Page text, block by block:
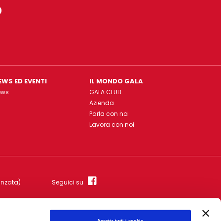
ED EVENTI IL MONDO GALA
GALA CLUB
Azienda
Parla con noi
Lavora con noi
Seguici su